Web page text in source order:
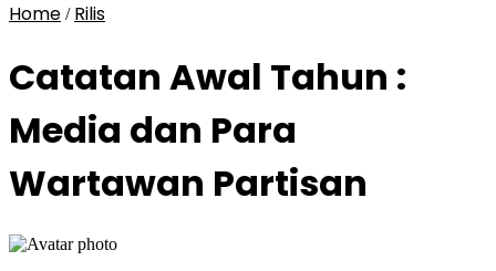
Home / Rilis
Catatan Awal Tahun :
Media dan Para
Wartawan Partisan